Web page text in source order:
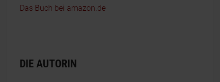
Das Buch bei amazon.de
DIE AUTORIN